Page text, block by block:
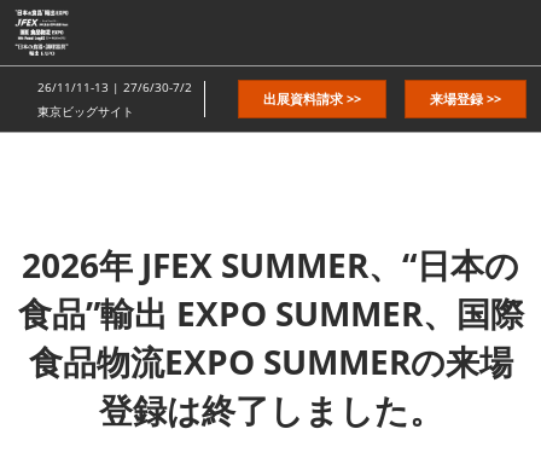
ス
キ
ッ
し
26/11/11-13 | 27/6/30-7/2
東京ビッグサイト
出展資料請求 >> 来場登録 >>
2026年 JFEX SUMMER、“日本の
食品”輸出 EXPO SUMMER、国際
食品物流EXPO SUMMERの来場
登録は終了しました。